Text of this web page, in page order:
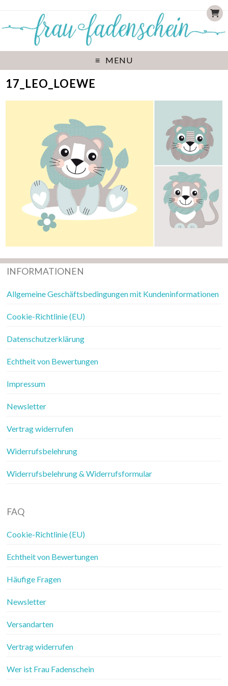
MENU
17_LEO_LOEWE
INFORMATIONEN
Allgemeine Geschäftsbedingungen mit Kundeninformationen
Cookie-Richtlinie (EU)
Datenschutzerklärung
Echtheit von Bewertungen
Impressum
Newsletter
Vertrag widerrufen
Widerrufsbelehrung
Widerrufsbelehrung & Widerrufsformular
FAQ
Cookie-Richtlinie (EU)
Echtheit von Bewertungen
Häufige Fragen
Newsletter
Versandarten
Vertrag widerrufen
Wer ist Frau Fadenschein